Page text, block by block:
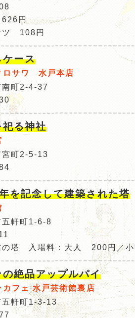
円
ツ 108円
ケース
ロサワ 水戸本店
南町2-4-37
る神社
宮町2-5-13
を記念して建築された塔
五軒町1-6-8
の塔 入場料：大人 200円／
絶品アップルパイ
カフェ 水戸芸術館裏店
五軒町1-3-13